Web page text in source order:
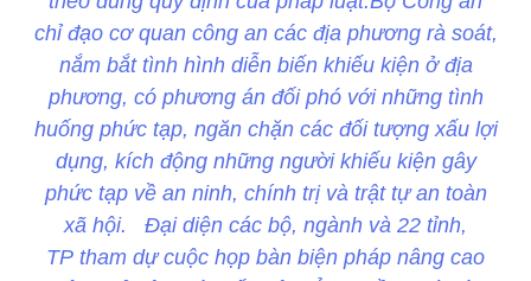
chỉ đạo cơ quan công an các địa phương rà soát,
nắm bắt tình hình diễn biến khiếu kiện ở địa
phương, có phương án đối phó với những tình
huống phức tạp, ngăn chặn các đối tượng xấu lợi
dụng, kích động những người khiếu kiện gây
phức tạp về an ninh, chính trị và trật tự an toàn
xã hội. Đại diện các bộ, ngành và 22 tỉnh,
TP tham dự cuộc họp bàn biện pháp nâng cao